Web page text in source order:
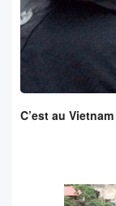
C’est au